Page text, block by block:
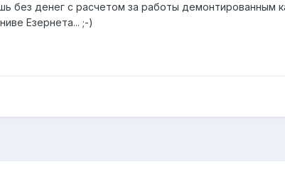
без денег с расчетом за работы демонтированным
Езернета... ;-)